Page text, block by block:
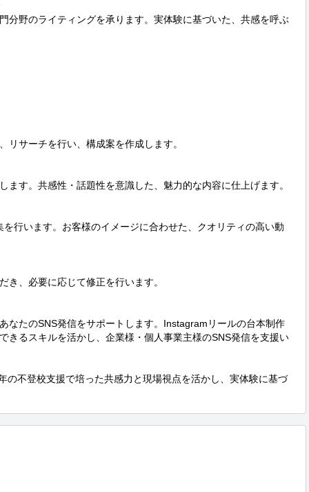
分野のライティングを承ります。実体験に基づいた、共感を呼ぶ
リサーチを行い、構成案を作成します。
ます。共感性・話題性を意識した、魅力的な内容に仕上げます。
行います。お客様のイメージに合わせた、クオリティの高い動
き、必要に応じて修正を行います。
なたのSNS発信をサポートします。Instagramリールの台本制作
きるスキルを活かし、企業様・個人事業主様のSNS発信を支援い
の不登校支援で培った共感力と現場視点を活かし、実体験に基づ